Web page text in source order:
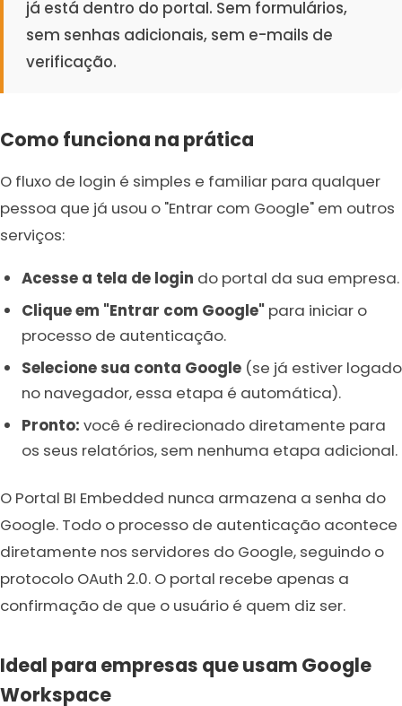
já está dentro do portal. Sem formulários,
sem senhas adicionais, sem e-mails de
verificação.
Como funciona na prática
O fluxo de login é simples e familiar para qualquer
pessoa que já usou o "Entrar com Google" em outros
serviços:
Acesse a tela de login do portal da sua empresa.
Clique em "Entrar com Google" para iniciar o
processo de autenticação.
Selecione sua conta Google (se já estiver logado
no navegador, essa etapa é automática).
Pronto: você é redirecionado diretamente para
os seus relatórios, sem nenhuma etapa adicional.
O Portal BI Embedded nunca armazena a senha do
Google. Todo o processo de autenticação acontece
diretamente nos servidores do Google, seguindo o
protocolo OAuth 2.0. O portal recebe apenas a
confirmação de que o usuário é quem diz ser.
Ideal para empresas que usam Google
Workspace